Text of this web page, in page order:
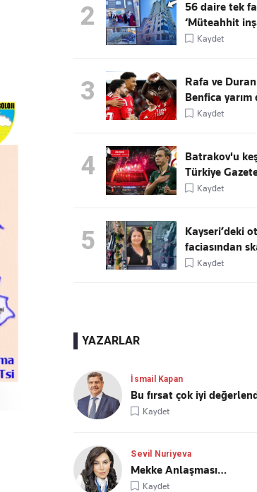
2
56 daire tek
‘Müteahhit
Kaydet
3
Rafa ve
Benfica
Kaydet
4
Batrakov'u
Türkiye
Kaydet
5
Kayseri’deki
faciasından
Kaydet
YAZARLAR
İsmail Kapan
Bu fırsat çok iyi
Kaydet
Sevil Nuriyeva
Mekke Anlaşması…
Kaydet